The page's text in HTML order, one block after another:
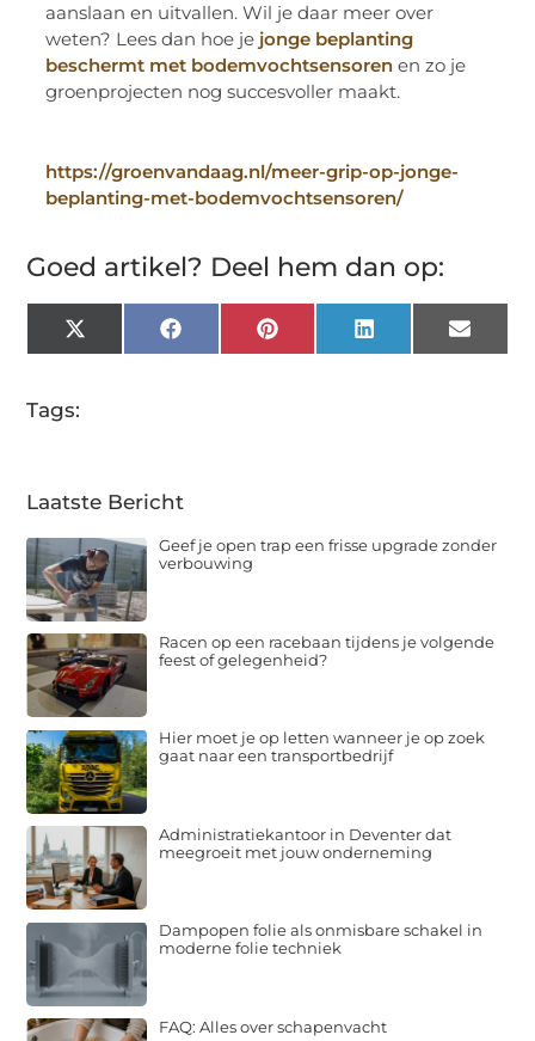
aanslaan en uitvallen. Wil je daar meer over
weten? Lees dan hoe je jonge beplanting
beschermt met bodemvochtsensoren en zo je
groenprojecten nog succesvoller maakt.
https://groenvandaag.nl/meer-grip-op-jonge-
beplanting-met-bodemvochtsensoren/
Goed artikel? Deel hem dan op:
X
(Twitter)
FacebookPinterestLinkedInEmail
Tags:
Laatste Bericht
Geef je open trap een frisse upgrade zonder
verbouwing
Racen op een racebaan tijdens je volgende
feest of gelegenheid?
Hier moet je op letten wanneer je op zoek
gaat naar een transportbedrijf
Administratiekantoor in Deventer dat
meegroeit met jouw onderneming
Dampopen folie als onmisbare schakel in
moderne folie techniek
FAQ: Alles over schapenvacht